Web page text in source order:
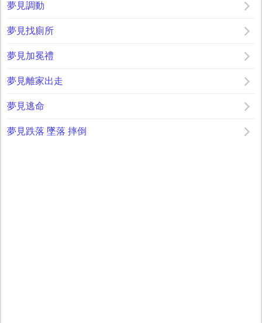
夢見調動
夢見找廁所
夢見加冕禮
夢見離家出走
夢見逃命
夢見跌落 墜落 摔倒